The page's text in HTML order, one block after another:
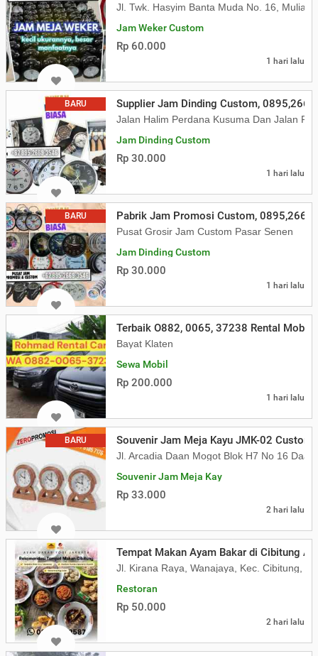
Jl. Twk. Hasyim Banta Muda No. 16, Mulia,
Jam Weker Custom
Rp 60.000
1 hari lalu
BARU Supplier Jam Dinding Custom,
Jalan Halim Perdana Kusuma Dan Jalan
Jam Dinding Custom
Rp 30.000
1 hari lalu
BARU Pabrik Jam Promosi Custom,
Pusat Grosir Jam Custom Pasar Senen
Jam Dinding Custom
Rp 30.000
1 hari lalu
Terbaik O882, 0065, 37238 Rental Mobil
Bayat Klaten
Sewa Mobil
Rp 200.000
1 hari lalu
BARU Souvenir Jam Meja Kayu JMK-02
Jl. Arcadia Daan Mogot Blok H7 No 16
Souvenir Jam Meja Kay
Rp 33.000
2 hari lalu
Tempat Makan Ayam Bakar di Cibitung
Jl. Kirana Raya, Wanajaya, Kec. Cibitung,
Restoran
Rp 50.000
2 hari lalu